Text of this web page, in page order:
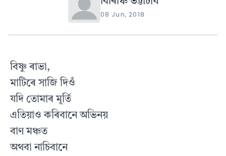
08 Jun, 2018
বিষ্ণু ৰাভা,
মাটিৰে সাজি দিওঁ
যদি তোমাৰ মূর্তি
এতিয়াও কৰিবানে অভিনয়
বাণ মঞ্চত
অথবা নাচিবানে